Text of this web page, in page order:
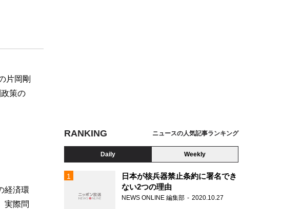
片岡剛
策の
経済環
実際問
RANKING ニュースの人気記事ランキング
Daily Weekly
日本が核兵器禁止条約に署名でき
ない2つの理由
NEWS ONLINE 編集部 2020.10.27